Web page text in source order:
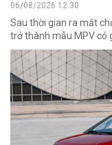
06/08/2026 12:30
Sau thời gian ra mắt
trở thành mẫu MPV có